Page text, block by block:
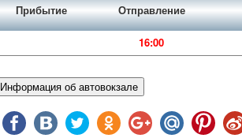
Прибытие Отправление
16:00
Информация об автовокзале